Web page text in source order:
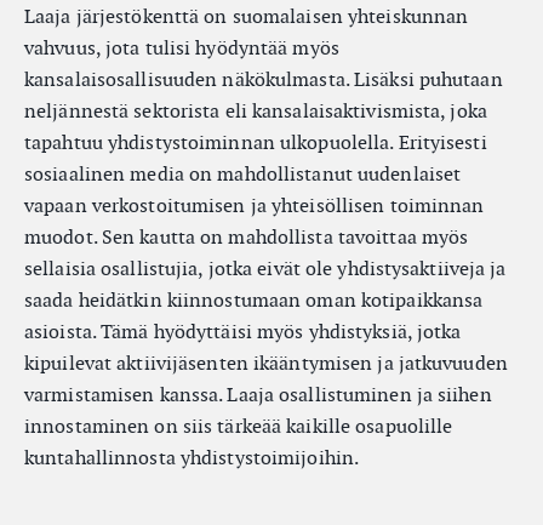
Laaja järjestökenttä on suomalaisen yhteiskunnan
vahvuus, jota tulisi hyödyntää myös
kansalaisosallisuuden näkökulmasta. Lisäksi puhutaan
neljännestä sektorista eli kansalaisaktivismista, joka
tapahtuu yhdistystoiminnan ulkopuolella. Erityisesti
sosiaalinen media on mahdollistanut uudenlaiset
vapaan verkostoitumisen ja yhteisöllisen toiminnan
muodot. Sen kautta on mahdollista tavoittaa myös
sellaisia osallistujia, jotka eivät ole yhdistysaktiiveja ja
saada heidätkin kiinnostumaan oman kotipaikkansa
asioista. Tämä hyödyttäisi myös yhdistyksiä, jotka
kipuilevat aktiivijäsenten ikääntymisen ja jatkuvuuden
varmistamisen kanssa. Laaja osallistuminen ja siihen
innostaminen on siis tärkeää kaikille osapuolille
kuntahallinnosta yhdistystoimijoihin.